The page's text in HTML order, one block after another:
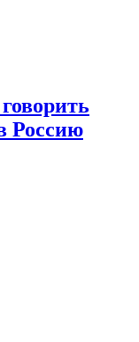
Россию